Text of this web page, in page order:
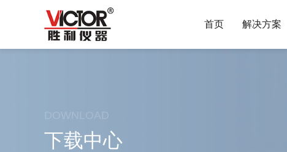
首页 解决方案
下载中心